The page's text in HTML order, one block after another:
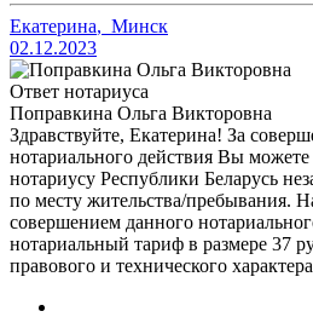
Екатерина, Минск
02.12.2023
Ответ нотариуса
Поправкина Ольга Викторовна
Здравствуйте, Екатерина! За
нотариального действия Вы
нотариусу Республики Беларусь
по месту жительства/пребывания.
совершением данного
нотариальный тариф в размере 37
правового и технического